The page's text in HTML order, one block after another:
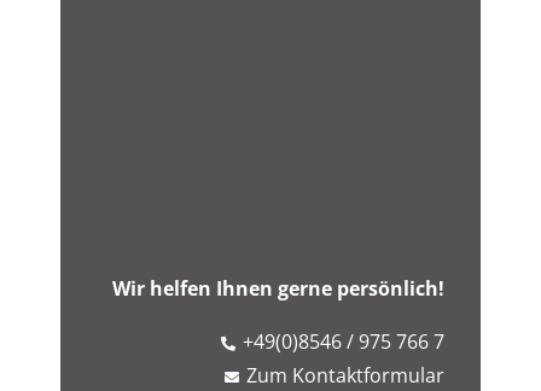
Wir helfen Ihnen gerne persönlich!
+49(0)8546 / 975 766 7
Zum Kontaktformular